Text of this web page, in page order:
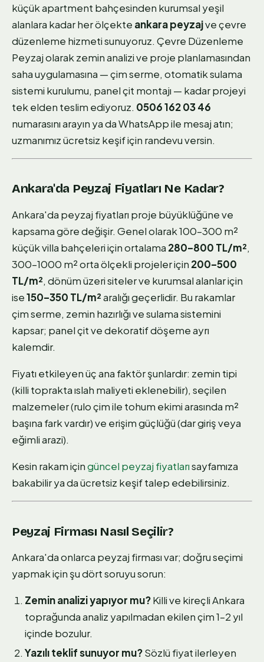
küçük apartment bahçesinden kurumsal yeşil
alanlara kadar her ölçekte ankara peyzajve çevre
düzenleme hizmeti sunuyoruz. Çevre Düzenleme
Peyzaj olarak zemin analizi ve proje planlamasından
saha uygulamasına — çim serme, otomatik sulama
sistemi kurulumu, panel çit montajı — kadar projeyi
tek elden teslim ediyoruz. 0506 162 03 46
numarasını arayın ya da WhatsApp ile mesaj atın;
uzmanımız ücretsiz keşif için randevu versin.
Ankara'da Peyzaj Fiyatları Ne Kadar?
Ankara'da peyzaj fiyatları proje büyüklüğüne ve
kapsama göre değişir. Genel olarak 100–300 m²
küçük villa bahçeleri için ortalama 280–800 TL/m²,
300–1000 m² orta ölçekli projeler için 200–500
TL/m², dönüm üzeri siteler ve kurumsal alanlar için
ise150–350 TL/m²aralığı geçerlidir. Bu rakamlar
çim serme, zemin hazırlığı ve sulama sistemini
kapsar; panel çit ve dekoratif döşeme ayrı
kalemdir.
Fiyatı etkileyen üç ana faktör şunlardır: zemin tipi
(killi toprakta ıslah maliyeti eklenebilir), seçilen
malzemeler (rulo çim ile tohum ekimi arasında m²
başına fark vardır) ve erişim güçlüğü (dar giriş veya
eğimli arazi).
Kesin rakam içingüncel peyzaj fiyatlarısayfamıza
bakabilir ya da ücretsiz keşif talep edebilirsiniz.
Peyzaj Firması Nasıl Seçilir?
Ankara'da onlarca peyzaj firması var; doğru seçimi
yapmak için şu dört soruyu sorun:
Zemin analizi yapıyor mu?Killi ve kireçli Ankara
toprağunda analiz yapılmadan ekilen çim 1–2 yıl
içinde bozulur.
Yazılı teklif sunuyor mu?Sözlü fiyat ilerleyen